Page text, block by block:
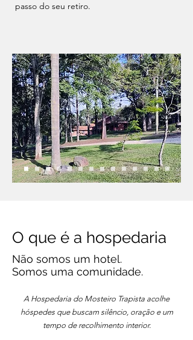
passo do seu retiro.
O que é a hospedaria
Não somos um hotel.
Somos uma comunidade.
A Hospedaria do Mosteiro Trapista acolhe
hóspedes que buscam silêncio, oração e um
tempo de recolhimento interior.